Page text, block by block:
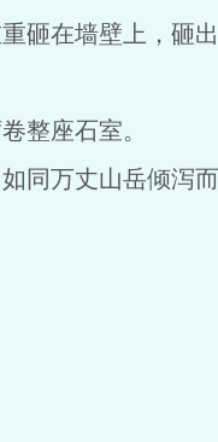
砸在墙壁上，砸
整座石室。
同万丈山岳倾泻